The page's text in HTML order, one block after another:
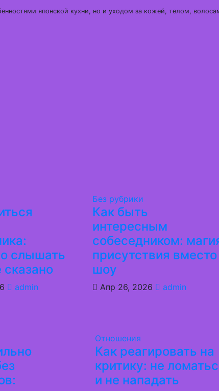
японской кухни, но и уходом за кожей, телом,
слышать
сказано
admin
Без рубрики
Как быть
интересным
собеседником:
присутствия вместо
шоу
Апр 26, 2026 admin
Отношения
Как реагировать на
критику: не
и не нападать